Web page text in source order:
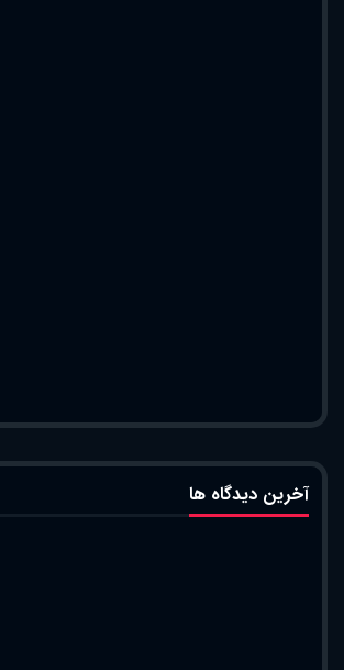
آخرین دیدگاه ها